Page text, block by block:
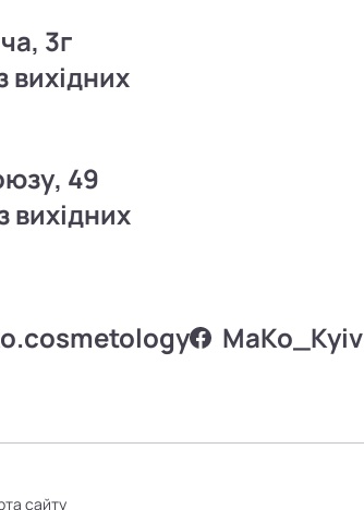
3г
вихідних
49
вихідних
MаKo_Kyiv
сайту